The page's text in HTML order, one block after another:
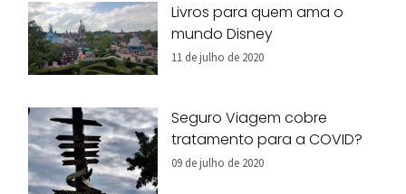
Livros para quem ama o
mundo Disney
11 de julho de 2020
Seguro Viagem cobre
tratamento para a COVID?
09 de julho de 2020